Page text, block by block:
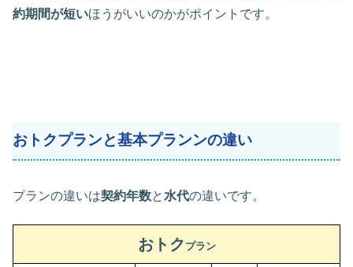
約期間が短いほうがいいのかがポイントです。
おトクプランと基本プランンの違い
プランの違いは契約年数と 水代の違いです。
おトク プラン